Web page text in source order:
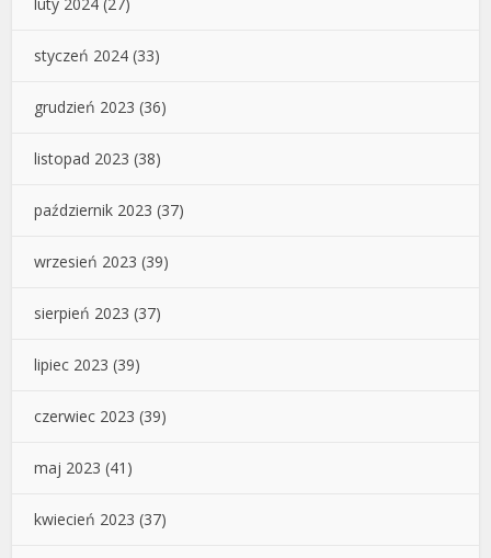
styczeń 2024 (33)
grudzień 2023 (36)
listopad 2023 (38)
październik 2023 (37)
wrzesień 2023 (39)
sierpień 2023 (37)
lipiec 2023 (39)
czerwiec 2023 (39)
maj 2023 (41)
kwiecień 2023 (37)